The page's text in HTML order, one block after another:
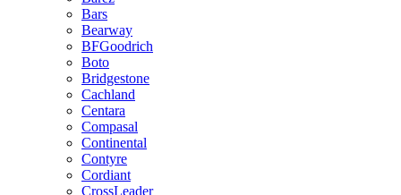
Bars
Bearway
BFGoodrich
Boto
Bridgestone
Cachland
Centara
Compasal
Continental
Contyre
Cordiant
CrossLeader